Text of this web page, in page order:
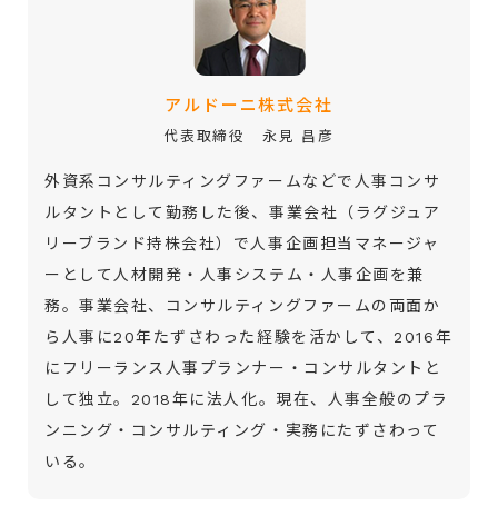
アルドーニ株式会社
代表取締役 永見 昌彦
外資系コンサルティングファームなどで人事コンサ
ルタントとして勤務した後、事業会社（ラグジュア
リーブランド持株会社）で人事企画担当マネージャ
ーとして人材開発・人事システム・人事企画を兼
務。事業会社、コンサルティングファームの両面か
ら人事に20年たずさわった経験を活かして、2016年
にフリーランス人事プランナー・コンサルタントと
して独立。2018年に法人化。現在、人事全般のプラ
ンニング・コンサルティング・実務にたずさわって
いる。